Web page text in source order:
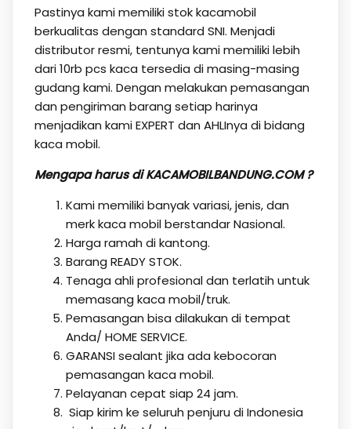
Pastinya kami memiliki stok kacamobil
berkualitas dengan standard SNI. Menjadi
distributor resmi, tentunya kami memiliki lebih
dari 10rb pcs kaca tersedia di masing-masing
gudang kami. Dengan melakukan pemasangan
dan pengiriman barang setiap harinya
menjadikan kami EXPERT dan AHLInya di bidang
kaca mobil.
Mengapa harus di KACAMOBILBANDUNG.COM ?
Kami memiliki banyak variasi, jenis, dan
merk kaca mobil berstandar Nasional.
Harga ramah di kantong.
Barang READY STOK.
Tenaga ahli profesional dan terlatih untuk
memasang kaca mobil/truk.
Pemasangan bisa dilakukan di tempat
Anda/ HOME SERVICE.
GARANSI sealant jika ada kebocoran
pemasangan kaca mobil.
Pelayanan cepat siap 24 jam.
Siap kirim ke seluruh penjuru di Indonesia